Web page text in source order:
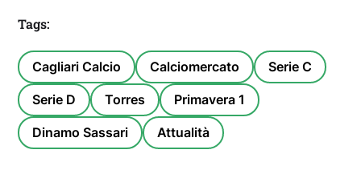
Tags:
Cagliari Calcio Calciomercato Serie C
Serie D Torres Primavera 1
Dinamo Sassari Attualità